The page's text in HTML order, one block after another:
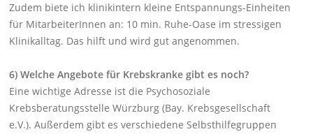
Zudem biete ich klinikintern kleine Entspannungs-Einheiten
für MitarbeiterInnen an: 10 min. Ruhe-Oase im stressigen
Klinikalltag. Das hilft und wird gut angenommen.
6) Welche Angebote für Krebskranke gibt es noch?
Eine wichtige Adresse ist die Psychosoziale
Krebsberatungsstelle Würzburg (Bay. Krebsgesellschaft
e.V.). Außerdem gibt es verschiedene Selbsthilfegruppen